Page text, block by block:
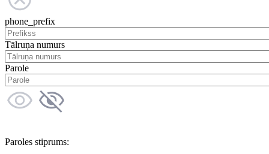
phone_prefix
Tālruņa numurs
Parole
Paroles stiprums: